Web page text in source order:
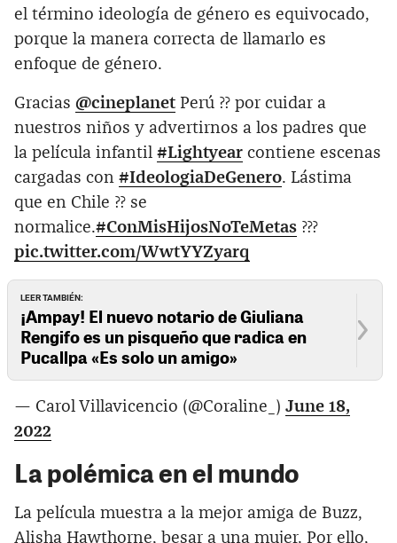
el término ideología de género es equivocado,
porque la manera correcta de llamarlo es
enfoque de género.
Gracias @cineplanet Perú ?? por cuidar a
nuestros niños y advertirnos a los padres que
la película infantil #Lightyear contiene escenas
cargadas con #IdeologiaDeGenero. Lástima
que en Chile ?? se
normalice.#ConMisHijosNoTeMetas ?‍?‍?
pic.twitter.com/WwtYYZyarq
LEER TAMBIÉN:
¡Ampay! El nuevo notario de Giuliana
Rengifo es un pisqueño que radica en
Pucallpa «Es solo un amigo»
— Carol Villavicencio (@Coraline_) June 18,
2022
La polémica en el mundo
La película muestra a la mejor amiga de Buzz,
Alisha Hawthorne, besar a una mujer. Por ello,